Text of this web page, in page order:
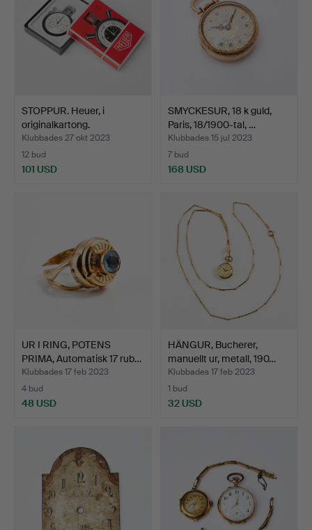
STOPPUR. Heuer, i
originalkartong.
Klubbades 27 okt 2023
12 bud
101 USD
SMYCKESUR, 18 k guld,
Paris, 18/1900-tal, …
Klubbades 15 jul 2023
7 bud
168 USD
UR I RING, POTENS
PRIMA, Automatisk 17 rub…
Klubbades 17 feb 2023
4 bud
48 USD
HÄNGUR, Bucherer,
manuellt ur, metall, 190…
Klubbades 17 feb 2023
1 bud
32 USD